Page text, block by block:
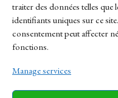
traiter des données telles
identifiants uniques sur ce
consentement peut affecter
fonctions.
Manage services
Contact
Sitemap
News